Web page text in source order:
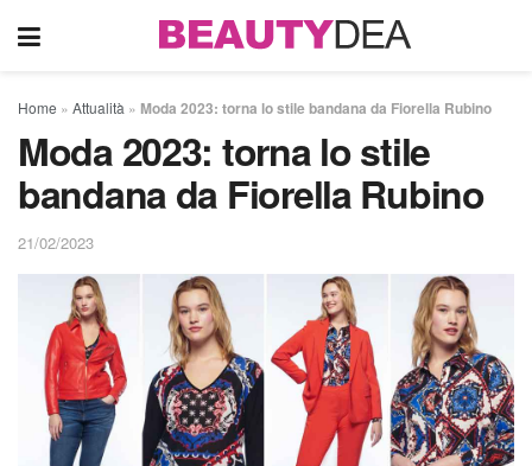
Home » Attualità » Moda 2023: torna lo stile bandana da Fiorella Rubino
Moda 2023: torna lo stile
bandana da Fiorella Rubino
21/02/2023